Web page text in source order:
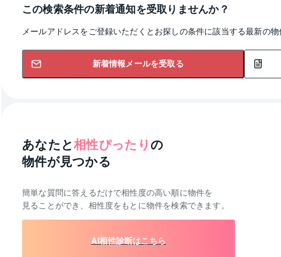
この検索条件の新着通知を受取りませんか？
メールアドレスをご登録いただくとお探しの条件に該当する最新の
新着情報メールを受取る
あなたと相性ぴったり の
物件が見つかる
簡単な質問に答えるだけで相性度の高い順に物件を
見ることができ、相性度をもとに物件を検索できます。
AI相性診断はこちら